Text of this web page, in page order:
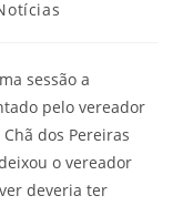
sessão a
pelo vereador
dos Pereiras
o vereador
deveria ter